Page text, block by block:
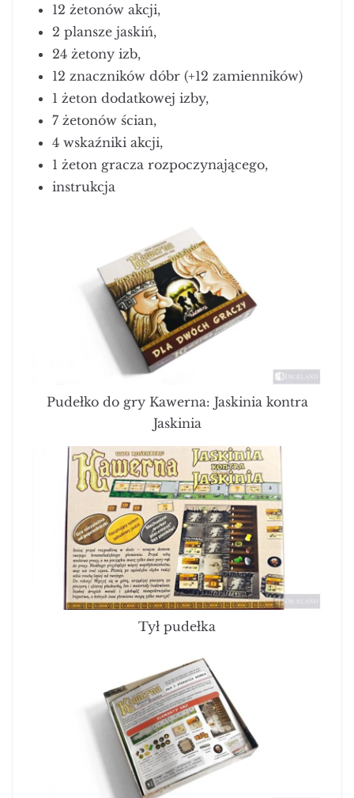
12 żetonów akcji,
2 plansze jaskiń,
24 żetony izb,
12 znaczników dóbr (+12 zamienników)
1 żeton dodatkowej izby,
7 żetonów ścian,
4 wskaźniki akcji,
1 żeton gracza rozpoczynającego,
instrukcja
Pudełko do gry Kawerna: Jaskinia kontra
Jaskinia
Tył pudełka